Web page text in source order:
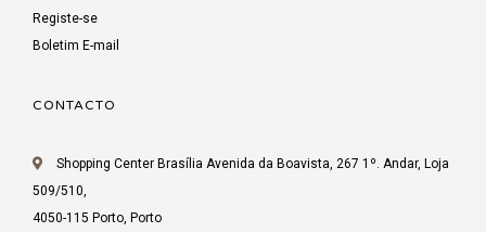
Registe-se
Boletim E-mail
CONTACTO
Shopping Center Brasília Avenida da Boavista, 267 1º. Andar, Loja
509/510,
4050-115 Porto, Porto